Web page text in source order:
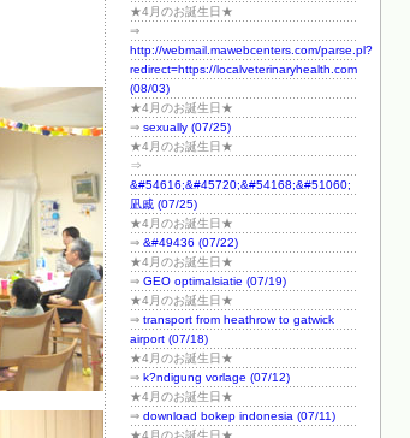
★4月のお誕生日★
⇒
http://webmail.mawebcenters.com/parse.pl?
redirect=https://localveterinaryhealth.com
(08/03)
★4月のお誕生日★
⇒ sexually (07/25)
★4月のお誕生日★
⇒
&#54616;&#45720;&#54168;&#51060;
凪戚 (07/25)
★4月のお誕生日★
⇒ &#49436 (07/22)
★4月のお誕生日★
⇒ GEO optimalsiatie (07/19)
★4月のお誕生日★
⇒ transport from heathrow to gatwick
airport (07/18)
★4月のお誕生日★
⇒ k?ndigung vorlage (07/12)
★4月のお誕生日★
⇒ download bokep indonesia (07/11)
★4月のお誕生日★